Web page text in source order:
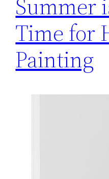
Summer
Time for
Painting